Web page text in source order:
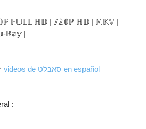
𝔽𝕌𝕃𝕃 ℍ𝔻 | 𝟟𝟚𝟘ℙ ℍ𝔻 | 𝕄𝕂𝕍 |
ℝ𝕒𝕪 |
videos de סאבלט en español
: